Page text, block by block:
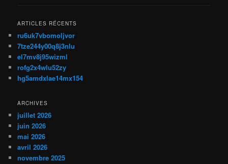
ARTICLES RÉCENTS
ru6uk7vbomoljvor
7tze244y00q8j3nlu
el7mv8j95wizml
rofg2x4wlu52zy
hg5amdxlae14mx154
ARCHIVES
juillet 2026
juin 2026
mai 2026
avril 2026
novembre 2025